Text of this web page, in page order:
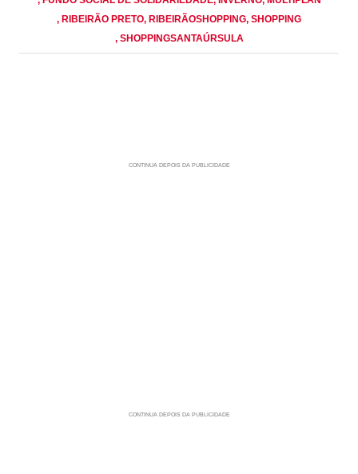
, RIBEIRÃO PRETO, RIBEIRÃOSHOPPING, SHOPPING
, SHOPPINGSANTAÚRSULA